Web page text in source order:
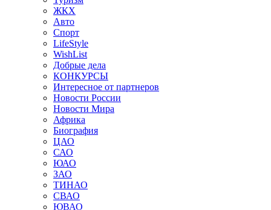
ЖКХ
Авто
Спорт
LifeStyle
WishList
Добрые дела
КОНКУРСЫ
Интересное от партнеров
Новости России
Новости Мира
Африка
Биография
ЦАО
САО
ЮАО
ЗАО
ТИНАО
СВАО
ЮВАО